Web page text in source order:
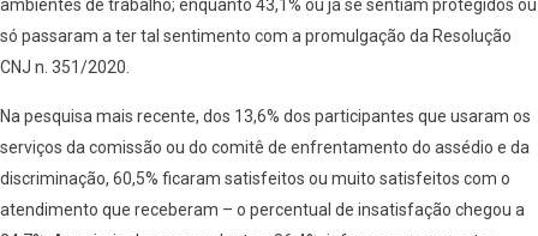
ambientes de trabalho; enquanto 43,1% ou já se sentiam protegidos ou
só passaram a ter tal sentimento com a promulgação da Resolução
CNJ n. 351/2020.
Na pesquisa mais recente, dos 13,6% dos participantes que usaram os
serviços da comissão ou do comitê de enfrentamento do assédio e da
discriminação, 60,5% ficaram satisfeitos ou muito satisfeitos com o
atendimento que receberam – o percentual de insatisfação chegou a